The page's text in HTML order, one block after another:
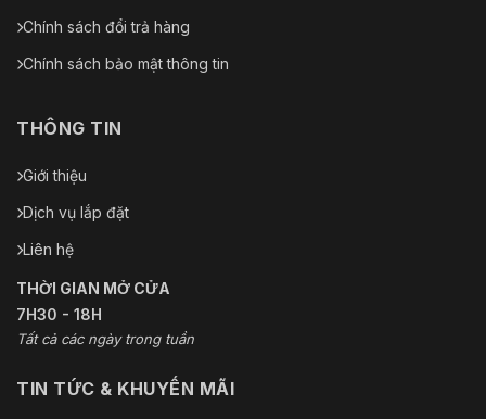
Chính sách đổi trả hàng
Chính sách bảo mật thông tin
THÔNG TIN
Giới thiệu
Dịch vụ lắp đặt
Liên hệ
THỜI GIAN MỞ CỬA
7H30 - 18H
Tất cả các ngày trong tuần
TIN TỨC & KHUYẾN MÃI